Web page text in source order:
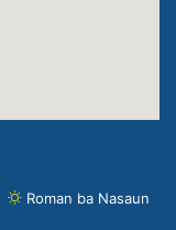
Roman ba Nasaun